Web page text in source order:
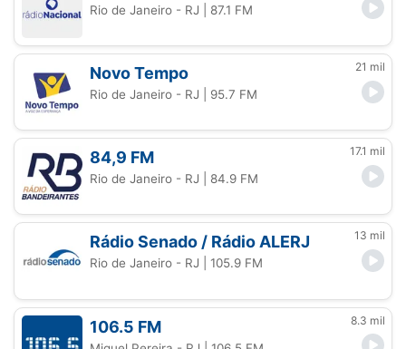
Rio de Janeiro - RJ | 87.1 FM
Novo Tempo 21 mil
Rio de Janeiro - RJ | 95.7 FM
84,9 FM 17.1 mil
Rio de Janeiro - RJ | 84.9 FM
Rádio Senado / Rádio ALERJ 13 mil
Rio de Janeiro - RJ | 105.9 FM
106.5 FM 8.3 mil